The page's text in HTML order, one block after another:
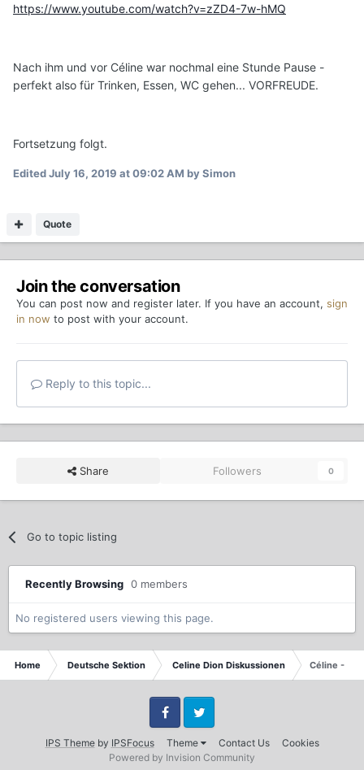
https://www.youtube.com/watch?v=zZD4-7w-hMQ
Nach ihm und vor Céline war nochmal eine Stunde Pause -
perfekt also für Trinken, Essen, WC gehen... VORFREUDE.
Fortsetzung folgt.
EditedJuly 16, 2019 at 09:02 AM by Simon
Quote
Join the conversation
You can post now and register later. If you have an account, sign
in now to post with your account.
Reply to this topic...
Share Followers 0
Go to topic listing
Recently Browsing 0 members
No registered users viewing this page.
Home Deutsche Sektion Celine Dion Diskussionen Céline -
IPS Themeby IPSFocus Theme Contact Us Cookies
FacebookTwitter
Powered by Invision Community